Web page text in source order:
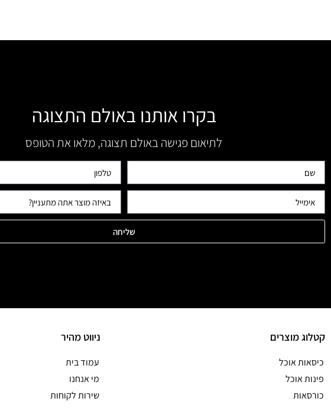
בקרו אותנו באולם התצוגה
לתיאום פגישה באולם תצוגה, מלאו את הטופס
שליחה
קטלוג מוצרים
כיסאות אוכל
פינות אוכל
כורסאות
ניווט מהיר
עמוד בית
מי אנחנו
שירות לקוחות